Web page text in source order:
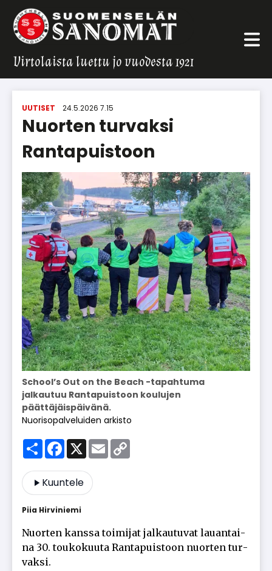
Virtolaista luettu jo vuodesta 1921
UUTISET 24.5.2026 7.15
Nuorten turvaksi
Rantapuistoon
School’s Out on the Beach -tapahtuma
jalkautuu Rantapuistoon koulujen
päättäjäispäivänä.
Nuorisopalveluiden arkisto
ShareFacebook
X Email
Kuuntele
Piia Hir­vi­nie­mi
Nuor­ten kans­sa toi­mi­jat jal­kau­tu­vat lau­an­tai­
na 30. tou­ko­kuu­ta Ran­ta­puis­toon nuor­ten tur­
vak­si.